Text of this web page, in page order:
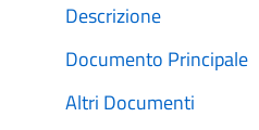
Descrizione
Documento Principale
Altri Documenti